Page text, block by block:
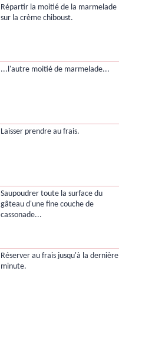
Répartir la moitié de la marmelade
sur la crème chiboust.
...l'autre moitié de marmelade...
Laisser prendre au frais.
Saupoudrer toute la surface du
gâteau d'une fine couche de
cassonade...
Réserver au frais jusqu'à la dernière
minute.